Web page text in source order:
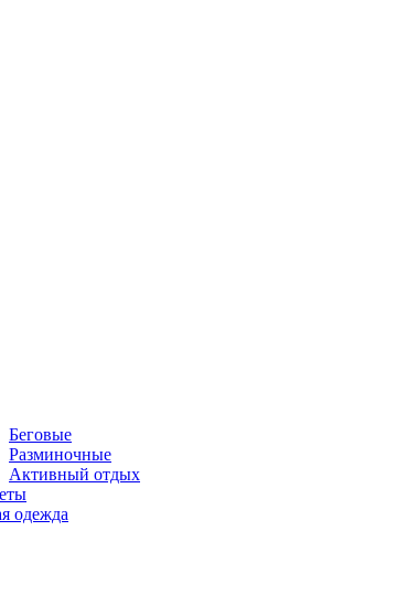
Беговые
Разминочные
Активный отдых
одежда